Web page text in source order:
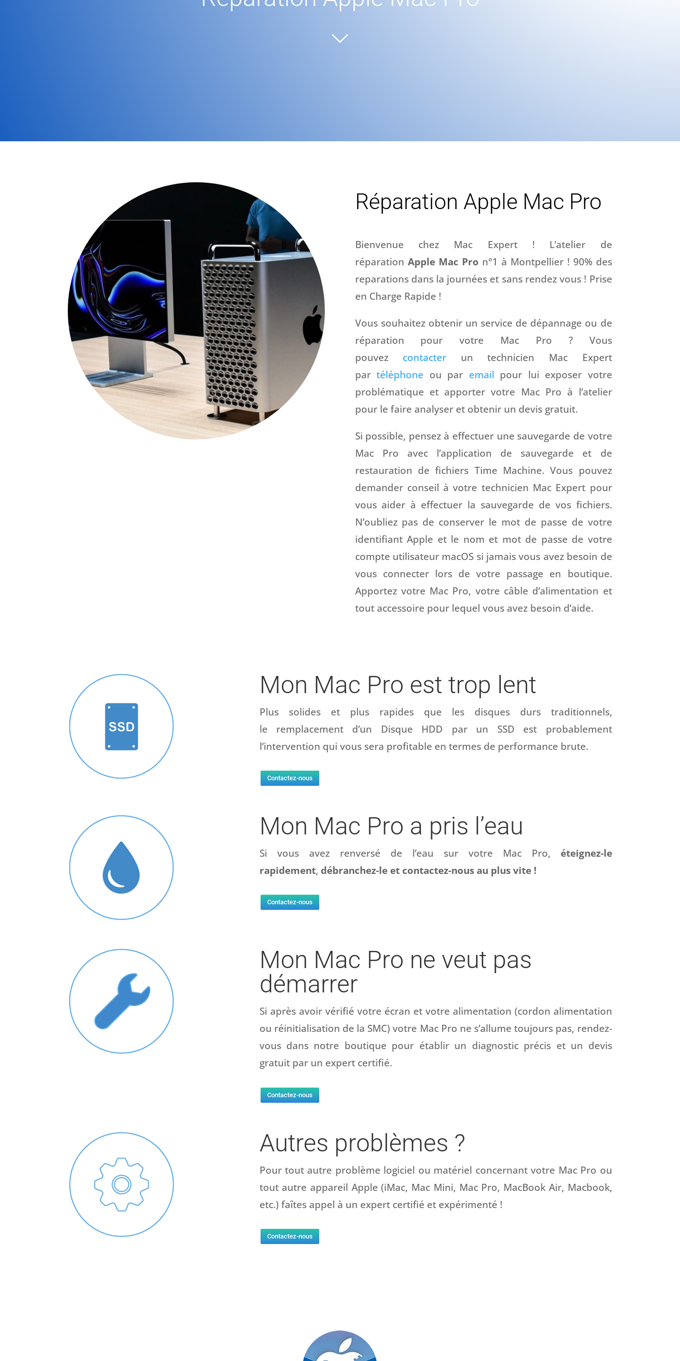
Réparation Apple Mac Pro
Bienvenue chez Mac Expert ! L’atelier de
réparation Apple Mac Pro n°1 à Montpellier ! 90% des
reparations dans la journées et sans rendez vous ! Prise
en Charge Rapide !
Vous souhaitez obtenir un service de dépannage ou de
réparation pour votre Mac Pro ? Vous
pouvez
contacter un technicien Mac Expert
partéléphone ou par email pour lui exposer votre
problématique et apporter votre Mac Pro à l’atelier
pour le faire analyser et obtenir un devis gratuit.
Si possible, pensez à effectuer une sauvegarde de votre
Mac Pro avec l’application de sauvegarde et de
restauration de fichiers Time Machine. Vous pouvez
demander conseil à votre technicien Mac Expert pour
vous aider à effectuer la sauvegarde de vos fichiers.
N’oubliez pas de conserver le mot de passe de votre
identifiant Apple et le nom et mot de passe de votre
compte utilisateur macOS si jamais vous avez besoin de
vous connecter lors de votre passage en boutique.
Apportez votre Mac Pro, votre câble d’alimentation et
tout accessoire pour lequel vous avez besoin d’aide.
Mon Mac Pro est trop lent
Plus solides et plus rapides que les disques durs traditionnels,
le remplacement d’un Disque HDD par un SSD est probablement
l’intervention qui vous sera profitable en termes de performance brute.
Contactez-nous
Mon Mac Pro a pris l’eau
Si vous avez renversé de l’eau sur votre Mac Pro, éteignez-le
rapidement, débranchez-le et contactez-nous au plus vite !
Contactez-nous
Mon Mac Pro ne veut pas
démarrer
Si après avoir vérifié votre écran et votre alimentation (cordon alimentation
ou réinitialisation de la SMC) votre Mac Pro ne s’allume toujours pas, rendez-
vous dans notre boutique pour établir un diagnostic précis et un devis
gratuit par un expert certifié.
Contactez-nous
Autres problèmes ?
Pour tout autre problème logiciel ou matériel concernant votre Mac Pro ou
tout autre appareil Apple (iMac, Mac Mini, Mac Pro, MacBook Air, Macbook,
etc.) faîtes appel à un expert certifié et expérimenté !
Contactez-nous